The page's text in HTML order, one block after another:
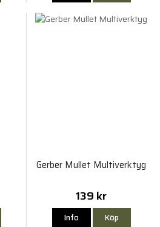
Gerber Mullet Multiverktyg
139 kr
Info Köp